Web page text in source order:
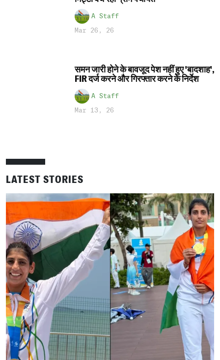
A Staff
Mar 26, 26
समन जारी होने के बावजूद पेश नहीं हुए 'बादशाह',
FIR दर्ज करने और गिरफ्तार करने के निर्देश
A Staff
Mar 13, 26
LATEST STORIES